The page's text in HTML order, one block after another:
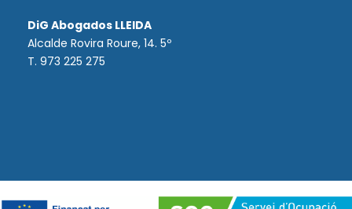
DiG Abogados LLEIDA
Alcalde Rovira Roure, 14. 5º
T. 973 225 275